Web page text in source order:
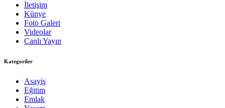
İletişim
Künye
Foto Galeri
Videolar
Canlı Yayın
Kategoriler
Asayiş
Eğitim
Emlak